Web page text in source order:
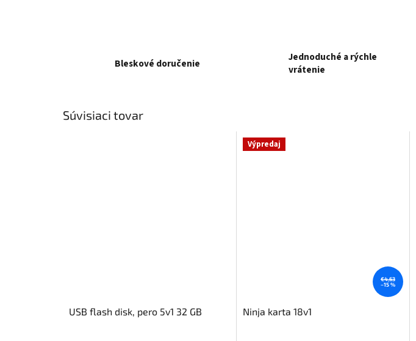
Bleskové doručenie
Jednoduché a rýchle
vrátenie
Súvisiaci tovar
USB flash disk, pero 5v1 32 GB
Výpredaj
€4,63
–15 %
Ninja karta 18v1